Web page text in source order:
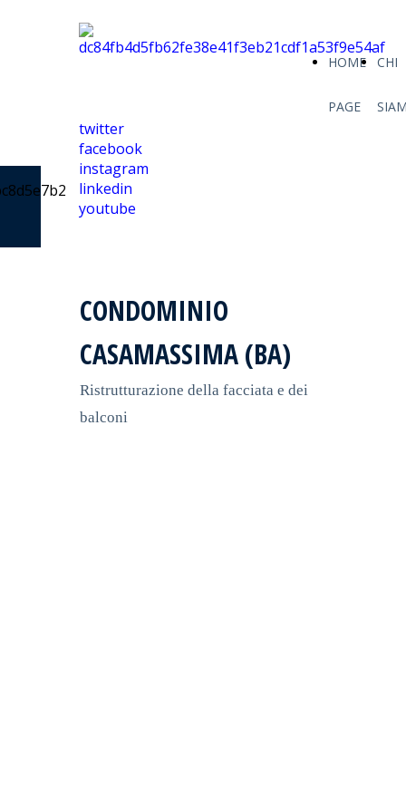
HOME
PAGE
CHI
twitter
facebook
instagram
linkedin
youtube
CONDOMINIO
CASAMASSIMA (BA)
Ristrutturazione della facciata e dei
balconi